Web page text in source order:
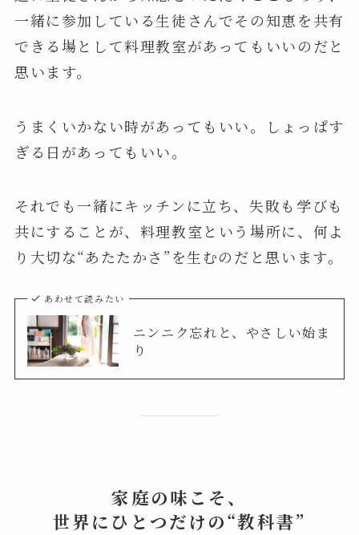
一緒に参加している生徒さんでその知恵を共有
できる場として料理教室があってもいいのだと
思います。
うまくいかない時があってもいい。しょっぱす
ぎる日があってもいい。
それでも一緒にキッチンに立ち、失敗も学びも
共にすることが、料理教室という場所に、何よ
り大切な“あたたかさ”を生むのだと思います。
あわせて読みたい
ニンニク忘れと、やさしい始ま
り
家庭の味こそ、
世界にひとつだけの“教科書”